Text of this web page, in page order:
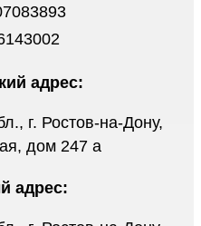
адрес:
г. Ростов-на-Дону,
дом 247 а
адрес: